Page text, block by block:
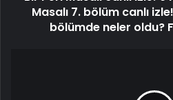
Masalı 7. bölüm canlı
bölümde neler oldu?